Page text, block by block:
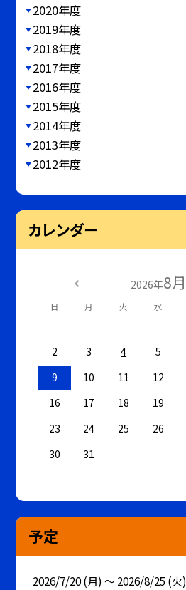
2020年度
2019年度
2018年度
2017年度
2016年度
2015年度
2014年度
2013年度
2012年度
カレンダー
2026年8月
日 月 火 水
2
3 4 5
9
10 11 12
16
17 18 19
23
24 25 26
30
31
予定
2026/7/20 (月) ～ 2026/8/25 (火)